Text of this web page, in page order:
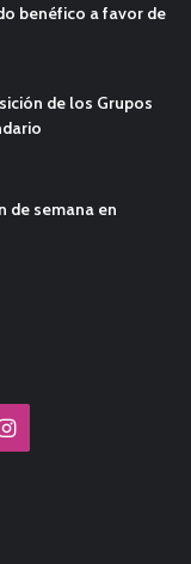
benéfico a favor de
de los Grupos
de semana en
Instagram